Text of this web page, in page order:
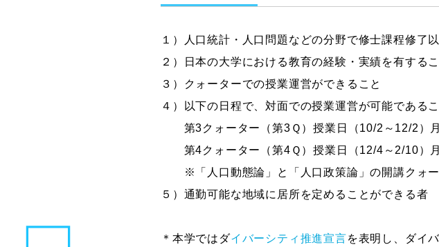
１）人口統計・人口問題などの分野で修士課程修了
２）日本の大学における教育の経験・実績を有する
３）クォーターでの授業運営ができること
４）以下の日程で、対面での授業運営が可能である
第3クォーター（第3Ｑ）授業日（10/2～12/2）
第4クォーター（第4Ｑ）授業日（12/4～2/10）
※「人口動態論」と「人口政策論」の開講クォー
５）通勤可能な地域に居所を定めることができる者
＊本学ではダイバーシティ推進宣言を表明し、ダイ